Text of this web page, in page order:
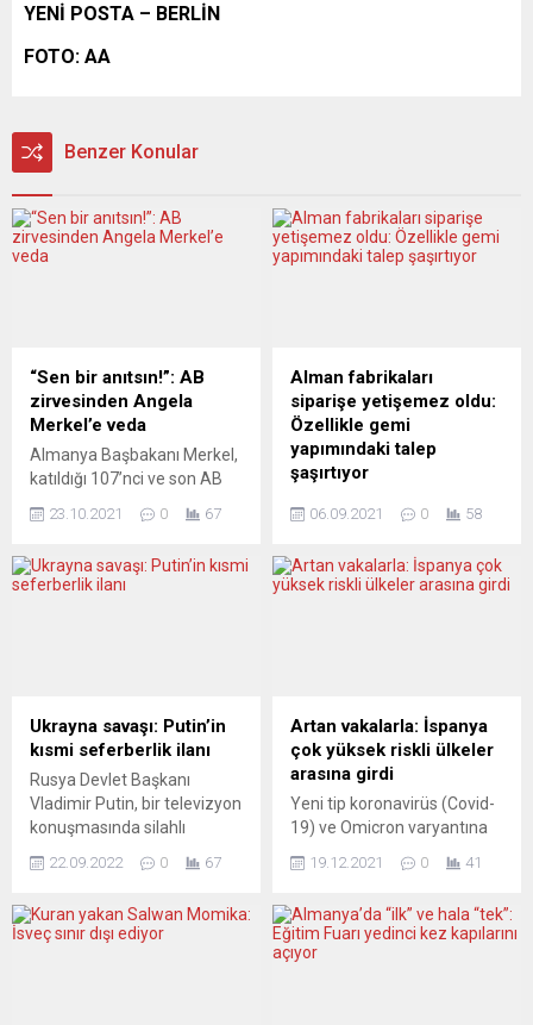
YENİ POSTA – BERLİN
FOTO: AA
Benzer Konular
“Sen bir anıtsın!”: AB
zirvesinden Angela
Merkel’e veda
Almanya Başbakanı Merkel,
katıldığı 107’nci ve son AB
uğurlandı. Düzenlenen
Başkanı Obama da bir
zirvesinden sıcak mesajlarla
uğurlandı. Zirve sonundaki
sonrasında sözcüsü...
23.10.2021 0 67
Alman fabrikaları
siparişe yetişemez oldu:
Özellikle gemi
yapımındaki talep
şaşırtıyor
siparişleri, temmuzda gemi
bir önceki aya göre yüzde 1
siparişlerine ilişkin temmuz
ayı geçici verilerini açıkladı.
Ülkede yurtiçinde üretilen
ürünler için siparişler,
temmuzda bir önceki aya
kıyasla yüzde...
06.09.2021 0 58
Ukrayna savaşı: Putin’in
kısmi seferberlik ilanı
Rusya Devlet Başkanı
Vladimir Putin, bir televizyon
konuşmasında silahlı
seferberlik ilan edildiğini
yedek askerin aşamalı
olarak orduya alınması
22.09.2022 0 67
Artan vakalarla: İspanya
çok yüksek riskli ülkeler
arasına girdi
Yeni tip koronavirüs (Covid-
19) ve Omicron varyantına
sıkı önlem almayan İspanya,
arasına girdi. İspanya
Sağlık Bakanlığının salgınla
19.12.2021 0 41